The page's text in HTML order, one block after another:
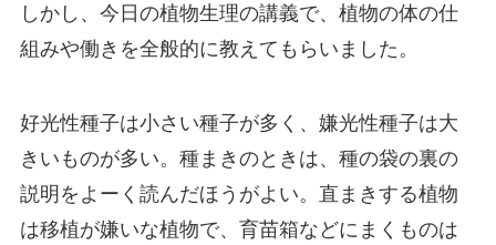
しかし、今日の植物生理の講義で、植物の体の仕
組みや働きを全般的に教えてもらいました。
好光性種子は小さい種子が多く、嫌光性種子は大
きいものが多い。種まきのときは、種の袋の裏の
説明をよーく読んだほうがよい。直まきする植物
は移植が嫌いな植物で、育苗箱などにまくものは